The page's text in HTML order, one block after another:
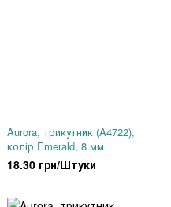
Aurora, трикутник (A4722),
колір Emerald, 8 мм
18.30 грн/Штуки